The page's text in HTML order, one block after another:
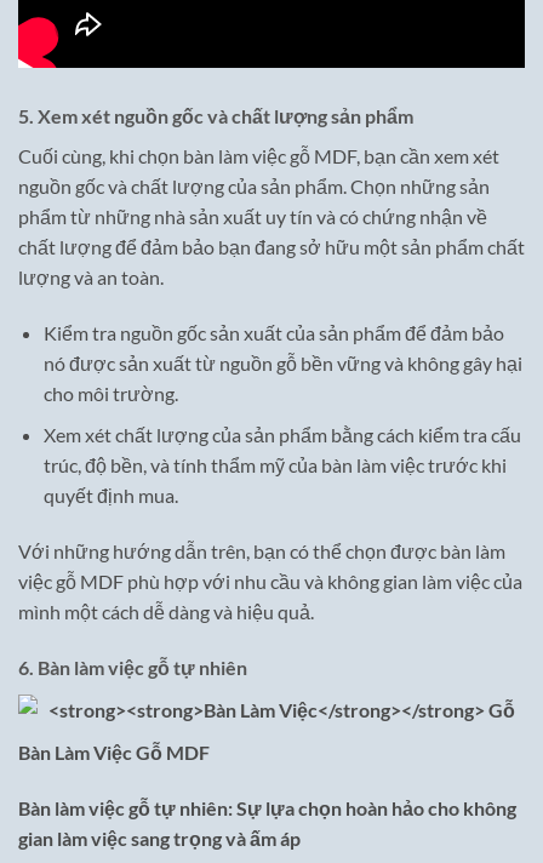
5. Xem xét nguồn gốc và chất lượng sản phẩm
Cuối cùng, khi chọn bàn làm việc gỗ MDF, bạn cần xem xét
nguồn gốc và chất lượng của sản phẩm. Chọn những sản
phẩm từ những nhà sản xuất uy tín và có chứng nhận về
chất lượng để đảm bảo bạn đang sở hữu một sản phẩm chất
lượng và an toàn.
Kiểm tra nguồn gốc sản xuất của sản phẩm để đảm bảo
nó được sản xuất từ nguồn gỗ bền vững và không gây hại
cho môi trường.
Xem xét chất lượng của sản phẩm bằng cách kiểm tra cấu
trúc, độ bền, và tính thẩm mỹ của bàn làm việc trước khi
quyết định mua.
Với những hướng dẫn trên, bạn có thể chọn được bàn làm
việc gỗ MDF phù hợp với nhu cầu và không gian làm việc của
mình một cách dễ dàng và hiệu quả.
6. Bàn làm việc gỗ tự nhiên
Bàn Làm ViệcGỗ MDF
Bàn làm việc gỗ tự nhiên: Sự lựa chọn hoàn hảo cho không
gian làm việc sang trọng và ấm áp